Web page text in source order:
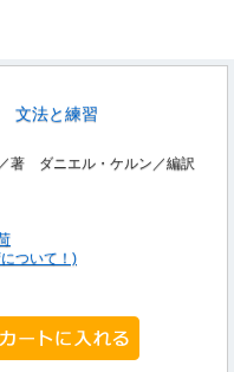
文法と練習
著 ダニエル・ケルン／編訳
ついて！)